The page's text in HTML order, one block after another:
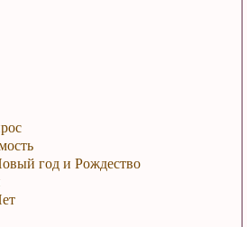
год и Рождество